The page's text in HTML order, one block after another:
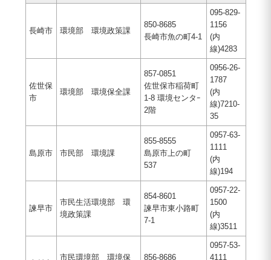
長崎市 環境部 環境政策課
850-8685
長崎市魚の町4-1
095-829-
1156
(内
線)4283
佐世保
市
環境部 環境保全課
857-0851
佐世保市稲荷町
1-8 環境センタｰ
2階
0956-26-
1787
(内
線)7210-
35
島原市 市民部 環境課
855-8555
島原市上の町
537
0957-63-
1111
(内
線)194
諫早市
市民生活環境部 環
境政策課
854-8601
諫早市東小路町
7-1
0957-22-
1500
(内
線)3511
市民環境部 環境保
856-8686
0957-53-
4111